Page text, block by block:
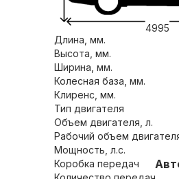
4995
Длина, мм.
Высота, мм.
Ширина, мм.
Колесная база, мм.
Клиренс, мм.
Тип двигателя
Объем двигателя, л.
Мощность, л.с.
Коробка передач